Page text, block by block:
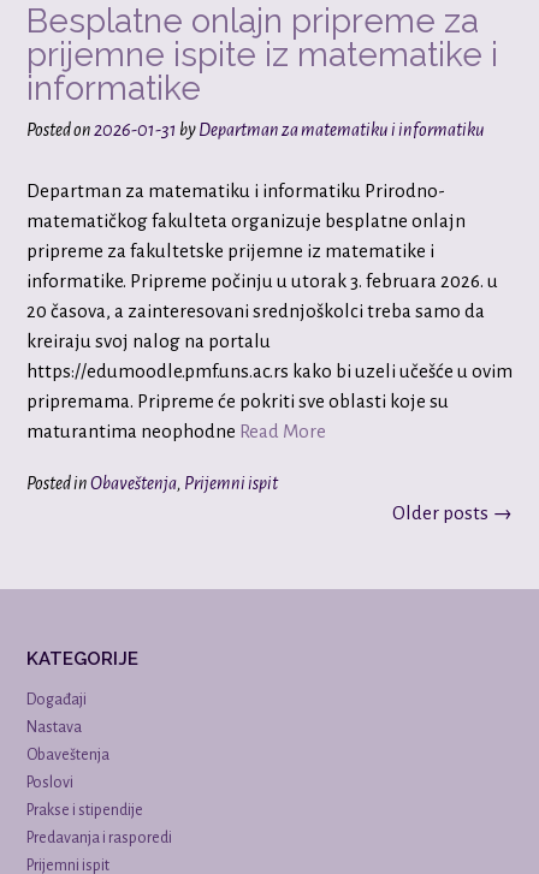
Besplatne onlajn pripreme za
prijemne ispite iz matematike i
informatike
Posted on2026-01-31 byDepartman za matematiku i informatiku
Departman za matematiku i informatiku Prirodno-
matematičkog fakulteta organizuje besplatne onlajn
pripreme za fakultetske prijemne iz matematike i
informatike. Pripreme počinju u utorak 3. februara 2026. u
20 časova, a zainteresovani srednjoškolci treba samo da
kreiraju svoj nalog na portalu
https://edumoodle.pmf.uns.ac.rs kako bi uzeli učešće u ovim
pripremama. Pripreme će pokriti sve oblasti koje su
maturantima neophodne Read More
Posted inObaveštenja, Prijemni ispit
Older posts →
KATEGORIJE
Događaji
Nastava
Obaveštenja
Poslovi
Prakse i stipendije
Predavanja i rasporedi
Prijemni ispit